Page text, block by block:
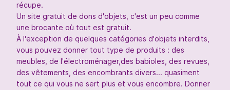
récupe.
Un site gratuit de dons d'objets, c'est un peu comme
une brocante où tout est gratuit.
À l'exception de quelques catégories d'objets interdits,
vous pouvez donner tout type de produits : des
meubles, de l'électroménager,des babioles, des revues,
des vêtements, des encombrants divers... quasiment
tout ce qui vous ne sert plus et vous encombre. Donner